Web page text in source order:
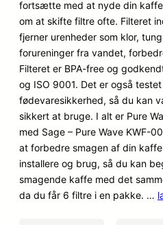
fortsætte med at nyde din
om at skifte filtre ofte. Filteret
fjerner urenheder som klor,
forureninger fra vandet,
Filteret er BPA-free og
og ISO 9001. Det er også
fødevaresikkerhed, så du kan
sikkert at bruge. I alt er Pure
med Sage – Pure Wave KWF-
at forbedre smagen af ​​din
installere og brug, så du kan
smagende kaffe med det
da du får 6 filtre i en pakke. …